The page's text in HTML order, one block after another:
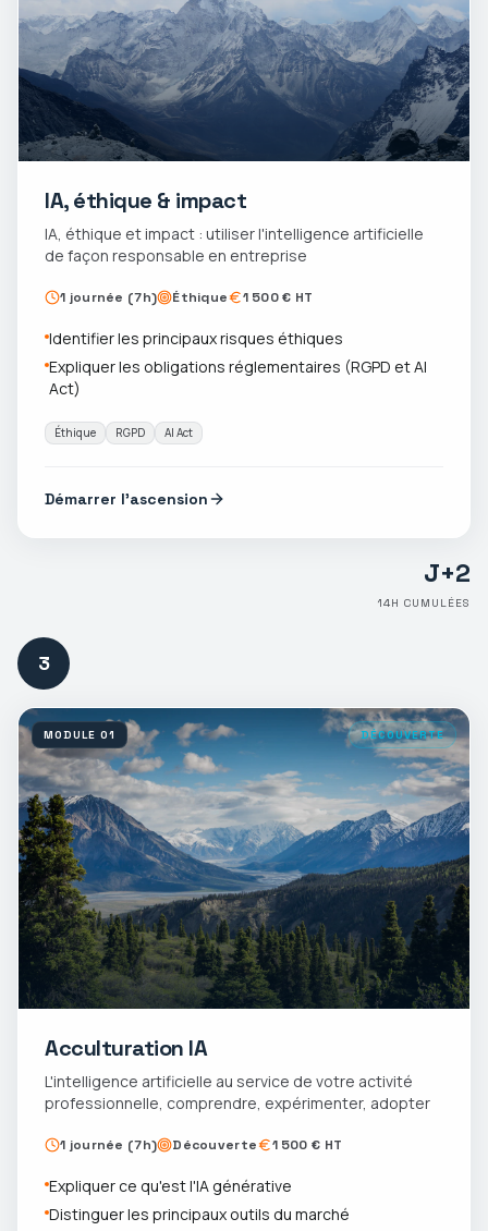
IA, éthique & impact
IA, éthique et impact : utiliser l'intelligence artificielle
de façon responsable en entreprise
1 journée (7h) Éthique 1 500 € HT
Identifier les principaux risques éthiques
Expliquer les obligations réglementaires (RGPD et AI
Act)
Éthique RGPD AI Act
Démarrer l'ascension
J+2
14H CUMULÉES
3
MODULE 01 DÉCOUVERTE
Acculturation IA
L'intelligence artificielle au service de votre activité
professionnelle, comprendre, expérimenter, adopter
1 journée (7h) Découverte 1 500 € HT
Expliquer ce qu'est l'IA générative
Distinguer les principaux outils du marché